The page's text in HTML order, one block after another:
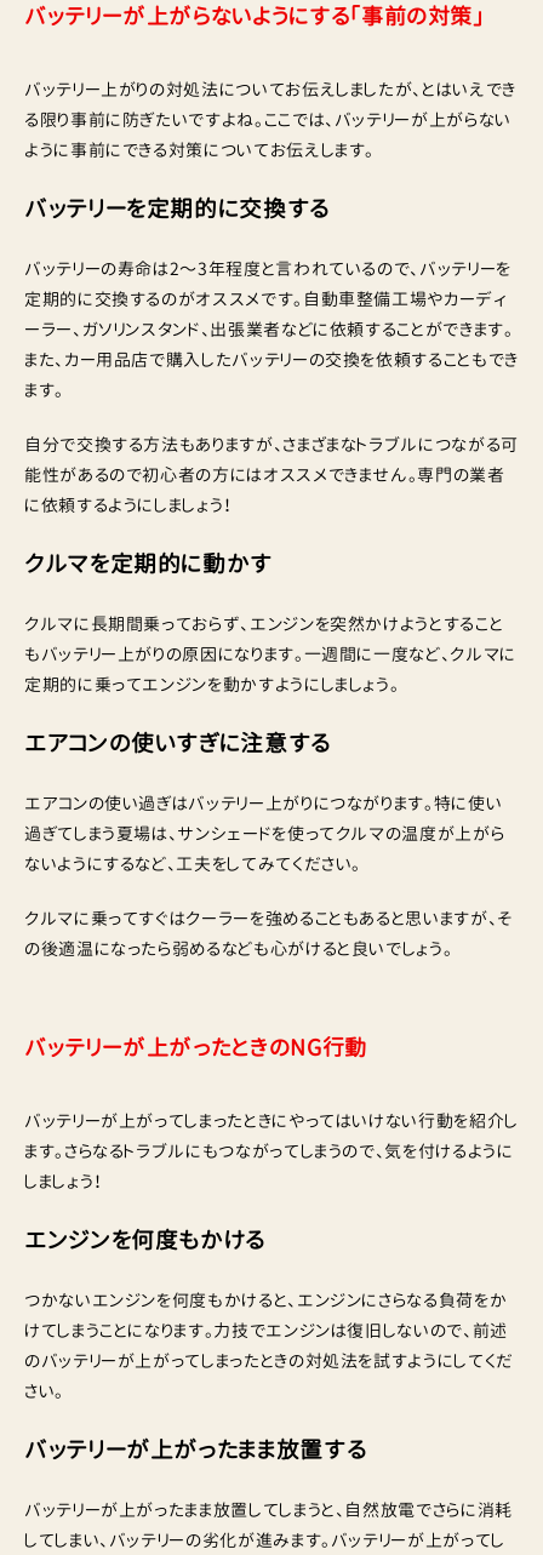
バッテリーが上がらないようにする「事前の対策」
バッテリー上がりの対処法についてお伝えしましたが、とはいえでき
る限り事前に防ぎたいですよね。ここでは、バッテリーが上がらない
ように事前にできる対策についてお伝えします。
バッテリーを定期的に交換する
バッテリーの寿命は2〜3年程度と言われているので、バッテリーを
定期的に交換するのがオススメです。自動車整備工場やカーディ
ーラー、ガソリンスタンド、出張業者などに依頼することができます。
また、カー用品店で購入したバッテリーの交換を依頼することもでき
ます。
自分で交換する方法もありますが、さまざまなトラブルにつながる可
能性があるので初心者の方にはオススメできません。専門の業者
に依頼するようにしましょう！
クルマを定期的に動かす
クルマに長期間乗っておらず、エンジンを突然かけようとすること
もバッテリー上がりの原因になります。一週間に一度など、クルマに
定期的に乗ってエンジンを動かすようにしましょう。
エアコンの使いすぎに注意する
エアコンの使い過ぎはバッテリー上がりにつながります。特に使い
過ぎてしまう夏場は、サンシェードを使ってクルマの温度が上がら
ないようにするなど、工夫をしてみてください。
クルマに乗ってすぐはクーラーを強めることもあると思いますが、そ
の後適温になったら弱めるなども心がけると良いでしょう。
バッテリーが上がったときのNG行動
バッテリーが上がってしまったときにやってはいけない行動を紹介し
ます。さらなるトラブルにもつながってしまうので、気を付けるように
しましょう！
エンジンを何度もかける
つかないエンジンを何度もかけると、エンジンにさらなる負荷をか
けてしまうことになります。力技でエンジンは復旧しないので、前述
のバッテリーが上がってしまったときの対処法を試すようにしてくだ
さい。
バッテリーが上がったまま放置する
バッテリーが上がったまま放置してしまうと、自然放電でさらに消耗
してしまい、バッテリーの劣化が進みます。バッテリーが上がってし